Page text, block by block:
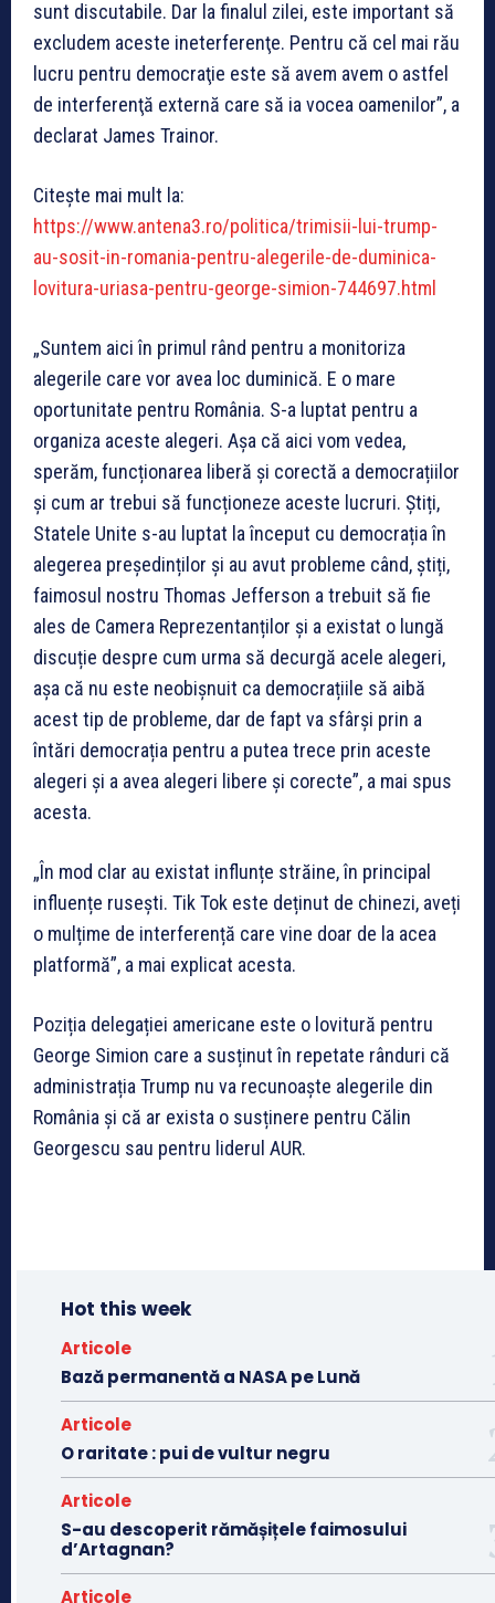
sunt discutabile. Dar la finalul zilei, este important să
excludem aceste ineterferenţe. Pentru că cel mai rău
lucru pentru democraţie este să avem avem o astfel
de interferenţă externă care să ia vocea oamenilor”, a
declarat James Trainor.
Citește mai mult la:
https://www.antena3.ro/politica/trimisii-lui-trump-
au-sosit-in-romania-pentru-alegerile-de-duminica-
lovitura-uriasa-pentru-george-simion-744697.html
„Suntem aici în primul rând pentru a monitoriza
alegerile care vor avea loc duminică. E o mare
oportunitate pentru România. S-a luptat pentru a
organiza aceste alegeri. Așa că aici vom vedea,
sperăm, funcționarea liberă și corectă a democrațiilor
și cum ar trebui să funcționeze aceste lucruri. Știți,
Statele Unite s-au luptat la început cu democrația în
alegerea președinților și au avut probleme când, știți,
faimosul nostru Thomas Jefferson a trebuit să fie
ales de Camera Reprezentanților și a existat o lungă
discuție despre cum urma să decurgă acele alegeri,
așa că nu este neobișnuit ca democrațiile să aibă
acest tip de probleme, dar de fapt va sfârși prin a
întări democrația pentru a putea trece prin aceste
alegeri și a avea alegeri libere și corecte”, a mai spus
acesta.
„În mod clar au existat influnțe străine, în principal
influențe rusești. Tik Tok este deținut de chinezi, aveți
o mulțime de interferență care vine doar de la acea
platformă”, a mai explicat acesta.
Poziția delegației americane este o lovitură pentru
George Simion care a susținut în repetate rânduri că
administrația Trump nu va recunoaște alegerile din
România și că ar exista o susținere pentru Călin
Georgescu sau pentru liderul AUR.
Hot this week
Articole
Bază permanentă a NASA pe Lună
Articole
O raritate : pui de vultur negru
Articole
S-au descoperit rămășițele faimosului
d’Artagnan?
Articole